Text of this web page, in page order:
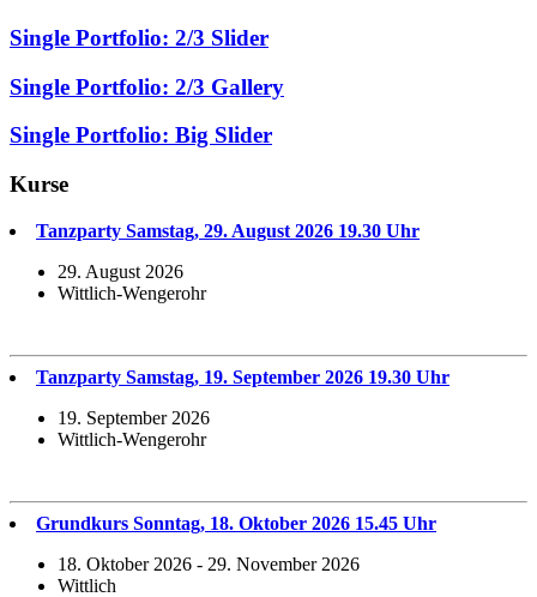
Single Portfolio: 2/3 Slider
Single Portfolio: 2/3 Gallery
Single Portfolio: Big Slider
Kurse
Tanzparty Samstag, 29. August 2026 19.30 Uhr
29. August 2026
Wittlich-Wengerohr
Tanzparty Samstag, 19. September 2026 19.30 Uhr
19. September 2026
Wittlich-Wengerohr
Grundkurs Sonntag, 18. Oktober 2026 15.45 Uhr
18. Oktober 2026 - 29. November 2026
Wittlich